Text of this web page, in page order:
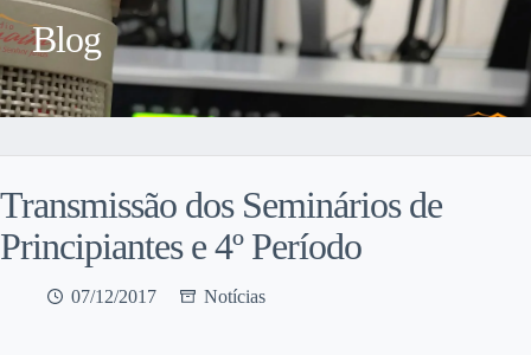
Blog
Transmissão dos Seminários de
Principiantes e 4º Período
07/12/2017 Notícias